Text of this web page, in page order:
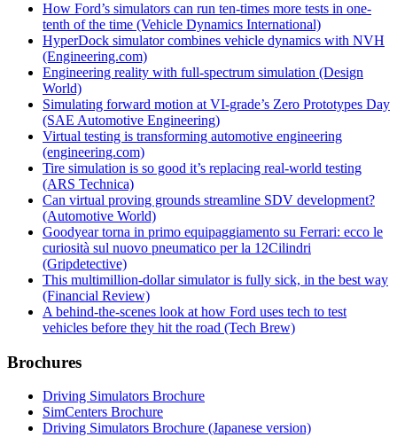
How Ford’s simulators can run ten-times more tests in one-
tenth of the time (Vehicle Dynamics International)
HyperDock simulator combines vehicle dynamics with NVH
(Engineering.com)
Engineering reality with full-spectrum simulation (Design
World)
Simulating forward motion at VI-grade’s Zero Prototypes Day
(SAE Automotive Engineering)
Virtual testing is transforming automotive engineering
(engineering.com)
Tire simulation is so good it’s replacing real-world testing
(ARS Technica)
Can virtual proving grounds streamline SDV development?
(Automotive World)
Goodyear torna in primo equipaggiamento su Ferrari: ecco le
curiosità sul nuovo pneumatico per la 12Cilindri
(Gripdetective)
This multimillion-dollar simulator is fully sick, in the best way
(Financial Review)
A behind-the-scenes look at how Ford uses tech to test
vehicles before they hit the road (Tech Brew)
Brochures
Driving Simulators Brochure
SimCenters Brochure
Driving Simulators Brochure (Japanese version)